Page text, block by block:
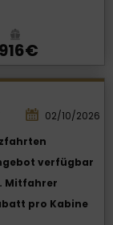
02/10/2026
verfügbar
Mitfahrer
pro Kabine